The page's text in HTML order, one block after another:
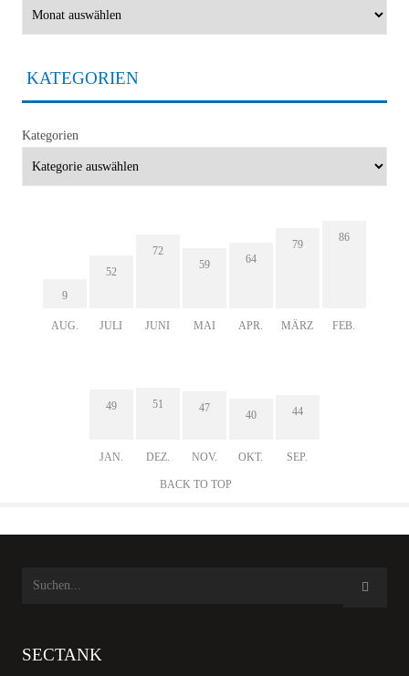
KATEGORIEN
Kategorien
9
AUG.
52
JULI
72
JUNI
59
MAI
64
APR.
79
MÄRZ
86
FEB.
49
JAN.
51
DEZ.
47
NOV.
40
OKT.
44
SEP.
BACK TO TOP
SECTANK